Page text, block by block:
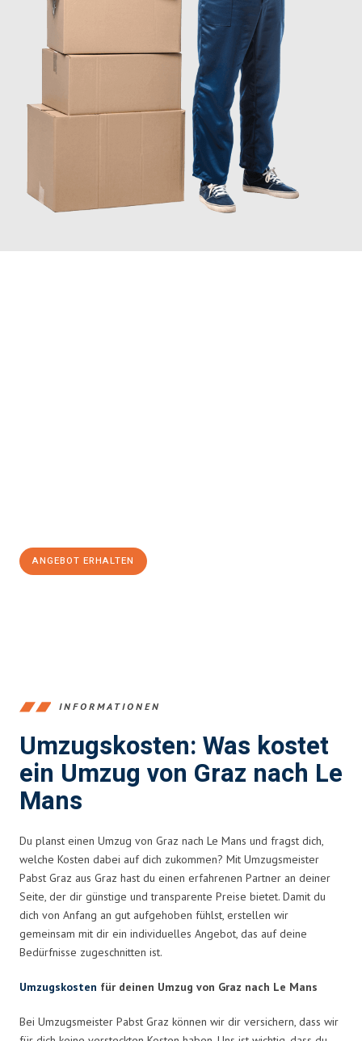
ANGEBOT ERHALTEN
INFORMATIONEN
Umzugskosten: Was kostet
ein Umzug von Graz nach Le
Mans
Du planst einen Umzug von Graz nach Le Mans und fragst dich,
welche Kosten dabei auf dich zukommen? Mit Umzugsmeister
Pabst Graz aus Graz hast du einen erfahrenen Partner an deiner
Seite, der dir günstige und transparente Preise bietet. Damit du
dich von Anfang an gut aufgehoben fühlst, erstellen wir
gemeinsam mit dir ein individuelles Angebot, das auf deine
Bedürfnisse zugeschnitten ist.
Umzugskosten für deinen Umzug von Graz nach Le Mans
Bei Umzugsmeister Pabst Graz können wir dir versichern, dass wir